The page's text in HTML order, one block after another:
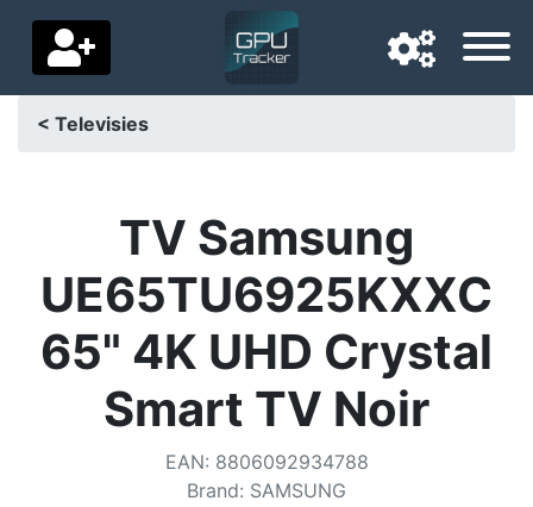
Favoriete bezorgland
Startpagina
Prijs daalt
Instellingen
Steun ons
Neem contact met ons op
< Televisies
TV Samsung
UE65TU6925KXXC
65" 4K UHD Crystal
Smart TV Noir
EAN: 8806092934788
Brand: SAMSUNG